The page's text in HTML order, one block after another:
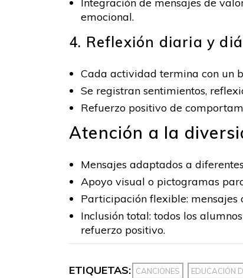
emocional.
4. Reflexión diaria y
Cada actividad termina con un
Se registran sentimientos,
Refuerzo positivo de
Atención a la
Mensajes adaptados a
Apoyo visual o pictogramas
Participación flexible: mensajes
Inclusión total: todos los
refuerzo positivo.
ETIQUETAS: CANCIONES EDUCACIÓN